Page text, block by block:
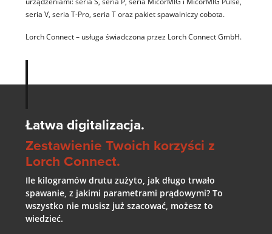
seria V, seria T-Pro, seria T oraz pakiet spawalniczy cobota.
Lorch Connect – usługa świadczona przez Lorch Connect GmbH.
Łatwa digitalizacja.
Zestawienie Twoich korzyści z
Lorch Connect.
Ile kilogramów drutu zużyto, jak długo trwało
spawanie, z jakimi parametrami prądowymi? To
wszystko nie musisz już szacować, możesz to
wiedzieć.